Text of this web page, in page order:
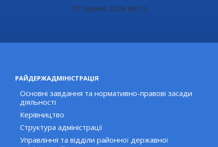
07 серпня 2026 09:15
РАЙДЕРЖАДМІНІСТРАЦІЯ
Основні завдання та нормативно-правові засади
діяльності
Керівництво
Структура адміністрації
Управління та відділи районної державної